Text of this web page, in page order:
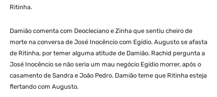
Ritinha.
Damião comenta com Deocleciano e Zinha que sentiu cheiro de
morte na conversa de José Inocêncio com Egídio. Augusto se afasta
de Ritinha, por temer alguma atitude de Damião. Rachid pergunta a
José Inocêncio se não seria um mau negócio Egídio morrer, após o
casamento de Sandra e João Pedro. Damião teme que Ritinha esteja
flertando com Augusto.